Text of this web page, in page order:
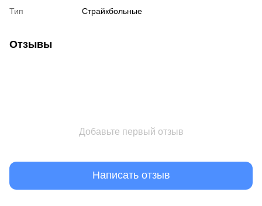
Тип Страйкбольные
Отзывы
Добавьте первый отзыв
Написать отзыв